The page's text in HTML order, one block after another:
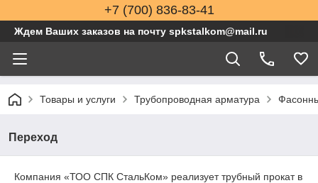
+7 (700) 836-83-41
Ждем Ваших заказов на почту spkstalkom@mail.ru
Товары и услуги Трубопроводная арматура
Переход
Компания «ТОО СПК СтальКом» реализует трубный прокат в